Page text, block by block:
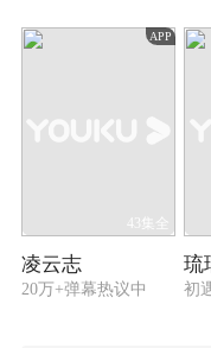
APP
43集全
凌云志
20万+弹幕热议中
琉
初